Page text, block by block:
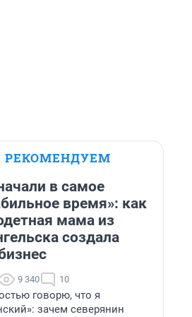
РЕКОМЕНДУЕМ
в самое
время»: как
мама из
создала
9 340 10
говорю, что я
зачем северянин